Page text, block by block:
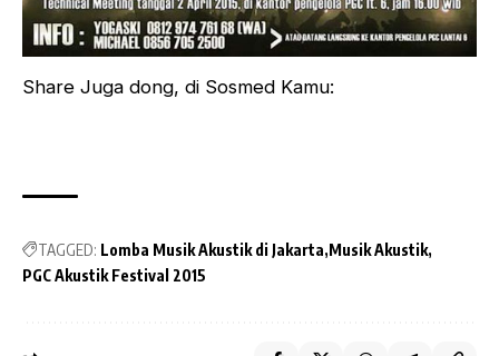
Share Juga dong, di Sosmed Kamu:
TAGGED: Lomba Musik Akustik di Jakarta Musik Akustik
PGC Akustik Festival 2015